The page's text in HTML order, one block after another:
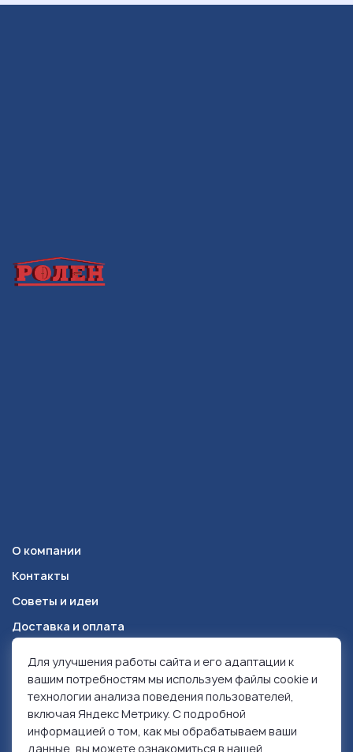
О компании
Контакты
Советы и идеи
Доставка и оплата
Красноярск +7 (391) 278-49-84
© 1999-2026 Ролен
Политика конфиденциальности
Для улучшения работы сайта и его адаптации к
вашим потребностям мы используем файлы cookie и
технологии анализа поведения пользователей,
включая Яндекс Метрику. С подробной
информацией о том, как мы обрабатываем ваши
данные, вы можете ознакомиться в нашей